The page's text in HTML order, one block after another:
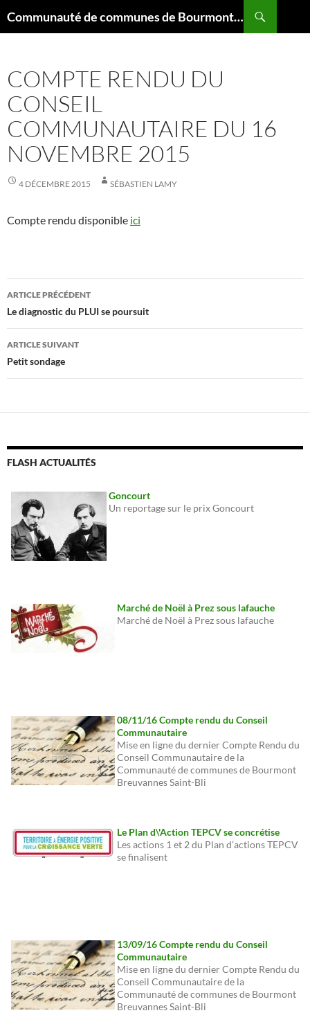
au
Communauté de communes de Bourmont Breuvannes Saint-Blin
COMPTE RENDU DU
CONSEIL
COMMUNAUTAIRE DU 16
NOVEMBRE 2015
4 DÉCEMBRE 2015 SÉBASTIEN LAMY
Compte rendu disponible ici
Navigation
des
articles
ARTICLE PRÉCÉDENT
Le diagnostic du PLUI se poursuit
ARTICLE SUIVANT
Petit sondage
FLASH ACTUALITÉS
Goncourt
Un reportage sur le prix Goncourt
Marché de Noël à Prez sous lafauche
Marché de Noël à Prez sous lafauche
08/11/16 Compte rendu du Conseil
Communautaire
Mise en ligne du dernier Compte Rendu du
Conseil Communautaire de la
Communauté de communes de Bourmont
Breuvannes Saint-Bli
Le Plan d\'Action TEPCV se concrétise
Les actions 1 et 2 du Plan d’actions TEPCV
se finalisent
13/09/16 Compte rendu du Conseil
Communautaire
Mise en ligne du dernier Compte Rendu du
Conseil Communautaire de la
Communauté de communes de Bourmont
Breuvannes Saint-Bli